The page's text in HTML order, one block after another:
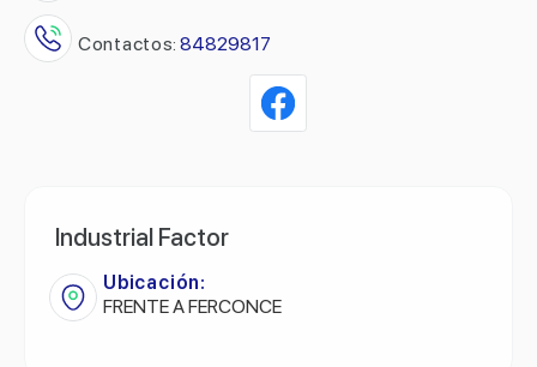
Contactos: 84829817
Industrial Factor
Ubicación:
FRENTE A FERCONCE